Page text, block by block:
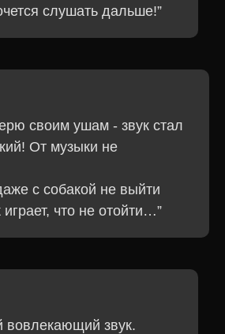
слушать дальше!”
своим ушам - звук стал
От музыки не
с собакой не выйти
играет, что не отойти…”
вовлекающий звук.